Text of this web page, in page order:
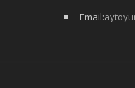
Email: